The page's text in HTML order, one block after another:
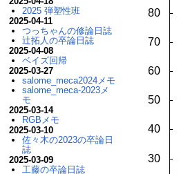
2025 弾塑性班
2025-04-11
つっちゃんの修論日誌
辻拓人の卒論日誌
2025-04-08
ベイズ回帰
2025-03-27
salome_meca2024メモ
salome_meca-2023メ
モ
2025-03-14
RGBメモ
2025-03-10
佐々木の2023の卒論日
誌
2025-03-09
工藤の卒論日誌